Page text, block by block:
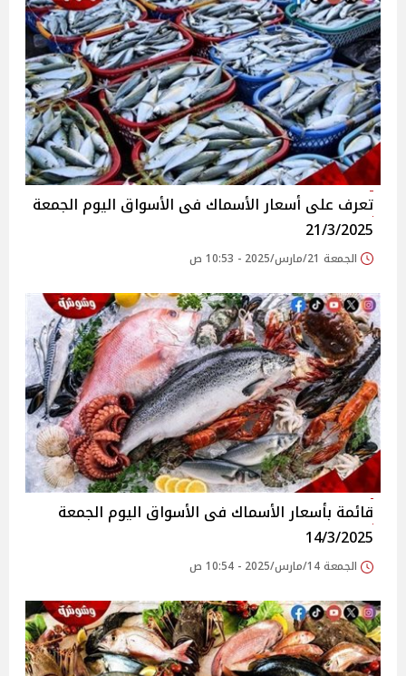
تعرف على أسعار الأسماك فى الأسواق‎‎ اليوم الجمعة
21/3/2025
الجمعة 21/مارس/2025 - 10:53 ص
قائمة بأسعار الأسماك فى الأسواق‎‎ اليوم الجمعة
14/3/2025
الجمعة 14/مارس/2025 - 10:54 ص